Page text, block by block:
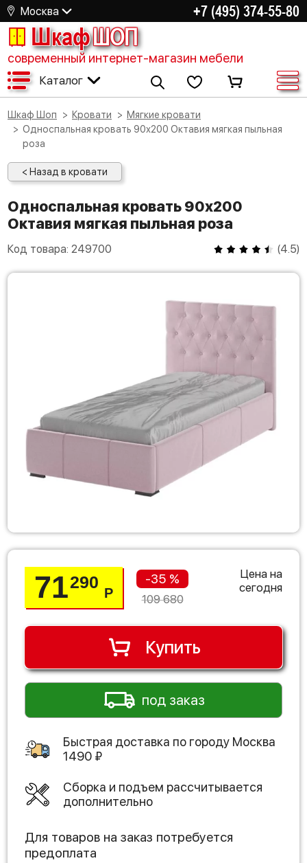
Москва +7 (495) 374-55-80
ШкафШОП
современный интернет-магазин мебели
Каталог
Шкаф Шоп Кровати
Мягкие кровати
Односпальная кровать 90х200 Октавия мягкая пыльная
роза
< Назад в кровати
Односпальная кровать 90х200
Октавия мягкая пыльная роза
Код товара: 249700 (4.5)
71290
Р
-35 %
109 680
Цена на
сегодня
Купить
под заказ
Быстрая доставка по городу Москва
1490 ₽
Сборка и подъем рассчитывается
дополнительно
Для товаров на заказ потребуется
предоплата